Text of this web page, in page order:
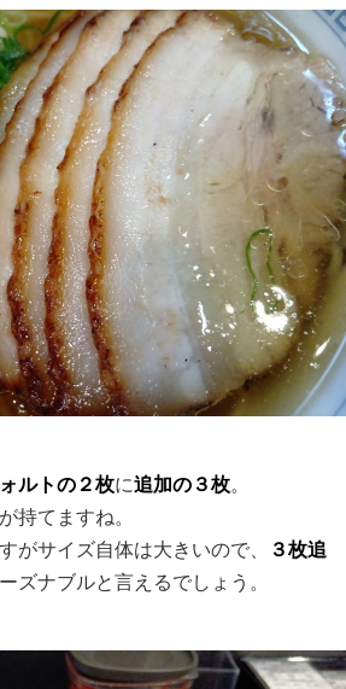
ルトの２枚に追加の３枚。
持てますね。
がサイズ自体は大きいので、
３枚追
ズナブルと言えるでしょう。